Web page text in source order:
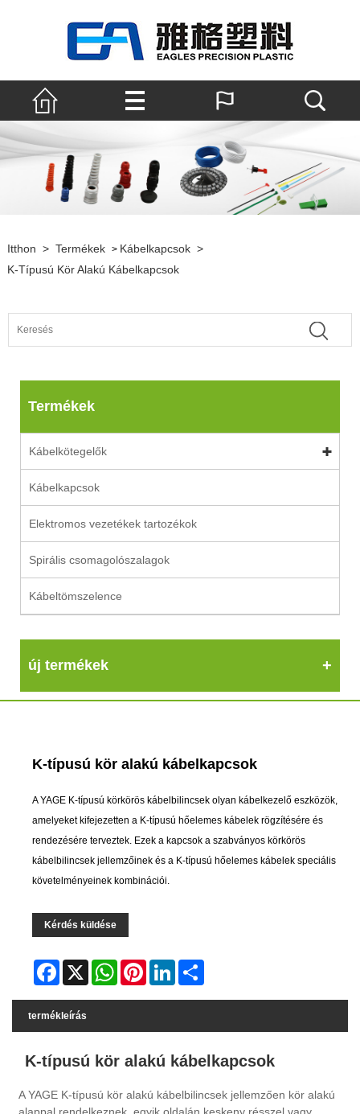
Itthon > Termékek > Kábelkapcsok >
K-Típusú Kör Alakú Kábelkapcsok
Termékek
Kábelkötegelők
Kábelkapcsok
Elektromos vezetékek tartozékok
Spirális csomagolószalagok
Kábeltömszelence
új termékek
K-típusú kör alakú kábelkapcsok
A YAGE K-típusú körkörös kábelbilincsek olyan kábelkezelő eszközök,
amelyeket kifejezetten a K-típusú hőelemes kábelek rögzítésére és
rendezésére terveztek. Ezek a kapcsok a szabványos körkörös
kábelbilincsek jellemzőinek és a K-típusú hőelemes kábelek speciális
követelményeinek kombinációi.
Kérdés küldése
Facebook
X WhatsAppPinterestLinkedIn
termékleírás
K-típusú kör alakú kábelkapcsok
A YAGE K-típusú kör alakú kábelbilincsek jellemzően kör alakú